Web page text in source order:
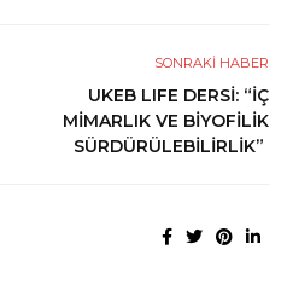
SONRAKI HABER
UKEB LIFE DERSİ: “İÇ
MİMARLIK VE BİYOFİLİK
SÜRDÜRÜLEBİLİRLİK”